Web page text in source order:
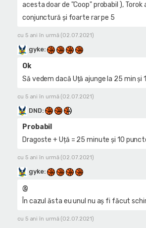
acesta doar de "Coop" probabil ),
conjunctură și foarte rar pe 5
cu 5 ani în urmă (02.07.2021)
gyke:
Ok
Să vedem dacă Uță ajunge la 25 min și
cu 5 ani în urmă (02.07.2021)
DND:
Probabil
Dragoste + Uță = 25 minute și 10
cu 5 ani în urmă (02.07.2021)
gyke:
@
În cazul ăsta eu unul nu aș fi făcut
cu 5 ani în urmă (02.07.2021)